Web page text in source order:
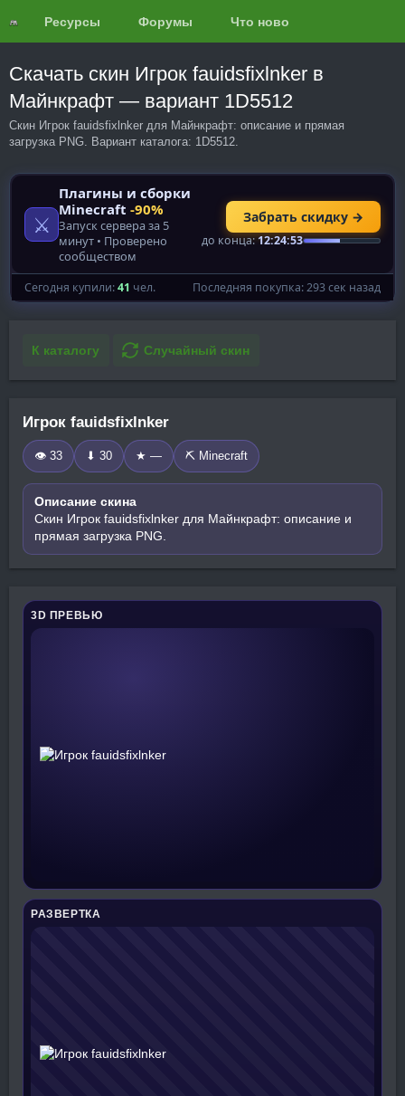
Ресурсы Форумы Что нового?
Скачать скин Игрок fauidsfixlnker в
Майнкрафт — вариант 1D5512
Скин Игрок fauidsfixlnker для Майнкрафт: описание и прямая
загрузка PNG. Вариант каталога: 1D5512.
К каталогу Случайный скин
Игрок fauidsfixlnker
👁 33 ⬇ 30 ★ — ⛏️ Minecraft
Описание скина
Скин Игрок fauidsfixlnker для Майнкрафт: описание и
прямая загрузка PNG.
3D ПРЕВЬЮ
РАЗВЕРТКА